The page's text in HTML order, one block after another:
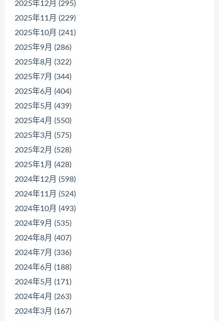
2025年12月 (295)
2025年11月 (229)
2025年10月 (241)
2025年9月 (286)
2025年8月 (322)
2025年7月 (344)
2025年6月 (404)
2025年5月 (439)
2025年4月 (550)
2025年3月 (575)
2025年2月 (528)
2025年1月 (428)
2024年12月 (598)
2024年11月 (524)
2024年10月 (493)
2024年9月 (535)
2024年8月 (407)
2024年7月 (336)
2024年6月 (188)
2024年5月 (171)
2024年4月 (263)
2024年3月 (167)